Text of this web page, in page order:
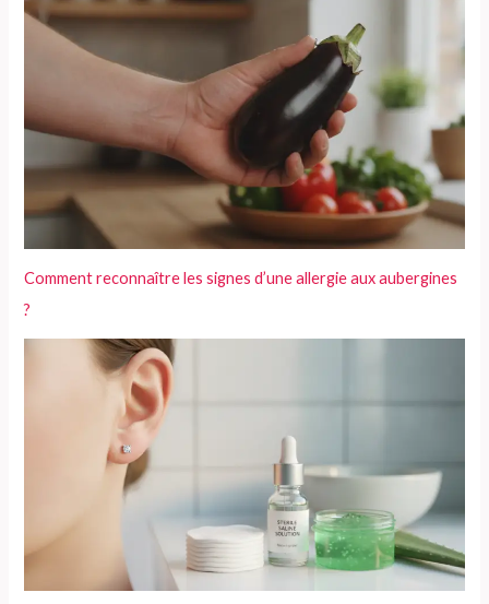
Comment reconnaître les signes d’une allergie aux aubergines
?